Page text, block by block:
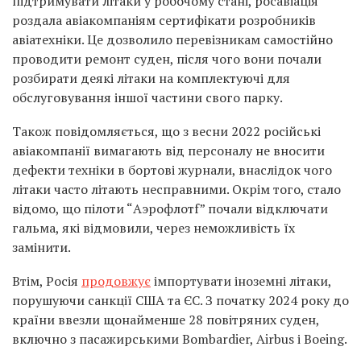
роздала авіакомпаніям сертифікати розробників
авіатехніки. Це дозволило перевізникам самостійно
проводити ремонт суден, після чого вони почали
розбирати деякі літаки на комплектуючі для
обслуговування іншої частини свого парку.
Також повідомляється, що з весни 2022 російські
авіакомпанії вимагають від персоналу не вносити
дефекти техніки в бортові журнали, внаслідок чого
літаки часто літають несправними. Окрім того, стало
відомо, що пілоти “Аэрофлотf” почали відключати
гальма, які відмовили, через неможливість їх
замінити.
Втім, Росія продовжуєімпортувати іноземні літаки,
порушуючи санкції США та ЄС. З початку 2024 року до
країни ввезли щонайменше 28 повітряних суден,
включно з пасажирськими Bombardier, Airbus і Boeing.